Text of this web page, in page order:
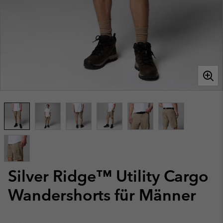
Silver Ridge™ Utility Cargo
Wandershorts für Männer